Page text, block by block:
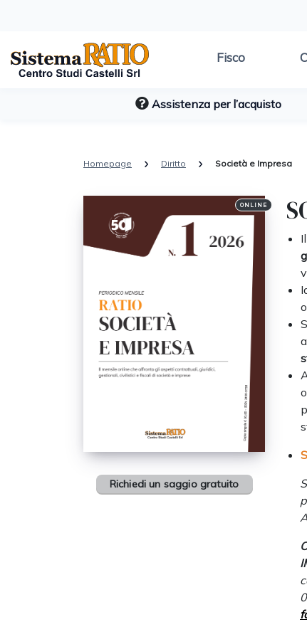
Fisco
Assistenza per l’acquisto
Homepage Diritto Società e Impresa
ONLINE
Richiedi un saggio gratuito